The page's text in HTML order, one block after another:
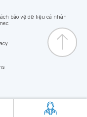
bảo vệ dữ liệu cá nhân